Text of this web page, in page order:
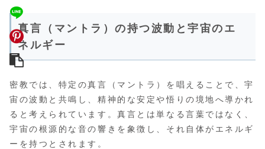
真言（マントラ）の持つ波動と宇宙のエ
ネルギー
密教では、特定の真言（マントラ）を唱えることで、宇
宙の波動と共鳴し、精神的な安定や悟りの境地へ導かれ
ると考えられています。真言とは単なる言葉ではなく、
宇宙の根源的な音の響きを象徴し、それ自体がエネルギ
ーを持つとされます。